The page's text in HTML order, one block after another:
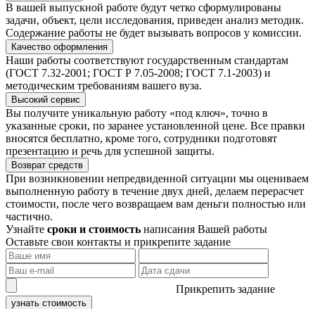
В вашей выпускной работе будут четко сформулированы
задачи, объект, цели исследования, приведен анализ методик.
Содержание работы не будет вызывать вопросов у комиссии.
Качество оформления
Наши работы соответствуют государственным стандартам
(ГОСТ 7.32-2001; ГОСТ Р 7.05-2008; ГОСТ 7.1-2003) и
методическим требованиям вашего вуза.
Высокий сервис
Вы получите уникальную работу «под ключ», точно в
указанные сроки, по заранее установленной цене. Все правки
вносятся бесплатно, кроме того, сотрудники подготовят
презентацию и речь для успешной защиты.
Возврат средств
При возникновении непредвиденной ситуации мы оцениваем
выполненную работу в течение двух дней, делаем перерасчет
стоимости, после чего возвращаем вам деньги полностью или
частично.
Узнайте сроки и стоимость написания Вашей работы
Оставьте свои контакты и прикрепите задание
Прикрепить задание
узнать стоимость